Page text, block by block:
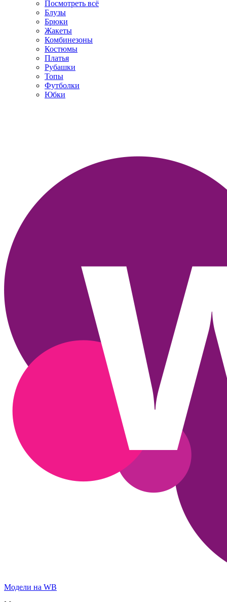
Посмотреть всё
Блузы
Брюки
Жакеты
Комбинезоны
Костюмы
Платья
Рубашки
Топы
Футболки
Юбки
Модели на WB